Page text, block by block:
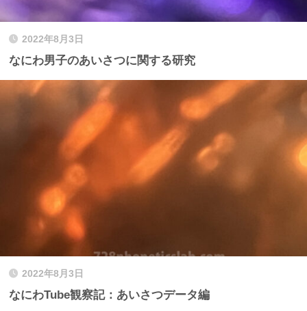
2022年8月3日
なにわ男子のあいさつに関する研究
2022年8月3日
なにわTube観察記：あいさつデータ編